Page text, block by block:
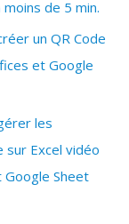
de 5 min.
un QR Code
et Google
les
Excel vidéo
Google Sheet